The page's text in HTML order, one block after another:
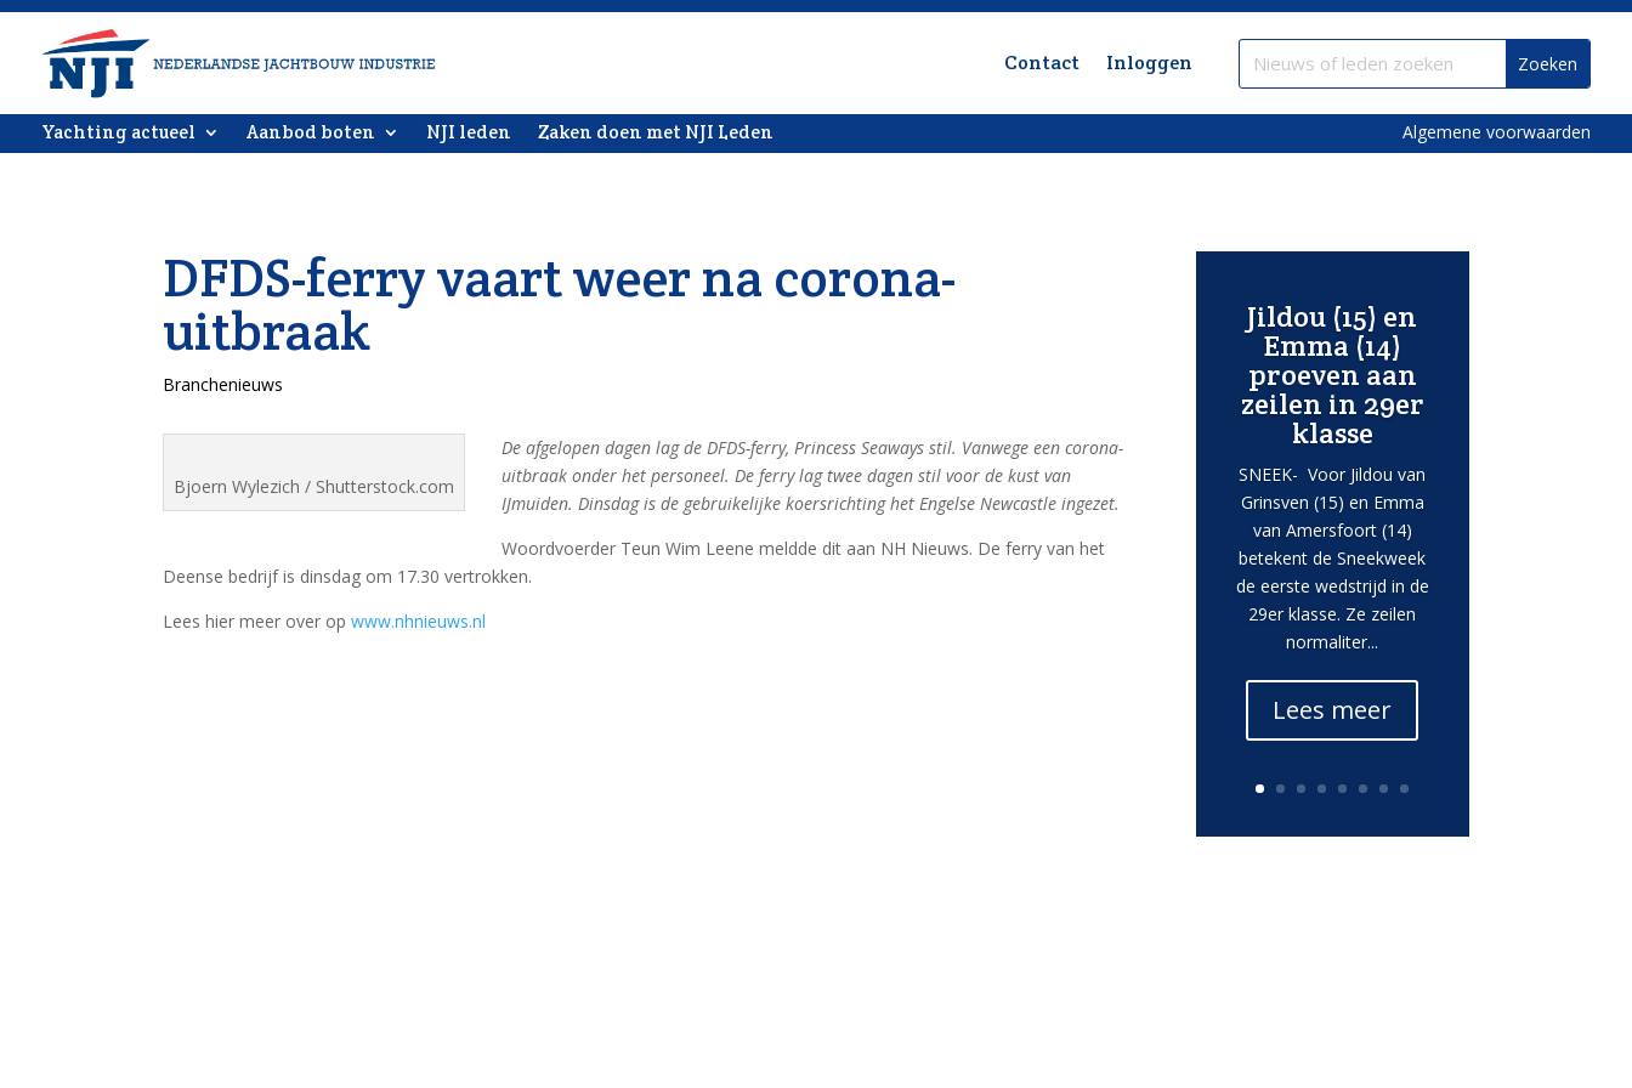
Contact Inloggen
Yachting actueel Aanbod boten NJI leden Zaken doen met NJI Leden Algemene voorwaarden
DFDS-ferry vaart weer na corona-
uitbraak
Branchenieuws
Bjoern Wylezich / Shutterstock.com
De afgelopen dagen lag de DFDS-ferry, Princess Seaways stil. Vanwege een corona-
uitbraak onder het personeel. De ferry lag twee dagen stil voor de kust van
IJmuiden. Dinsdag is de gebruikelijke koersrichting het Engelse Newcastle ingezet.
Woordvoerder Teun Wim Leene meldde dit aan NH Nieuws. De ferry van het
Deense bedrijf is dinsdag om 17.30 vertrokken.
Lees hier meer over opwww.nhnieuws.nl
Jildou (15) en
Emma (14)
proeven aan
zeilen in 29er
klasse
SNEEK- Voor Jildou van
Grinsven (15) en Emma
van Amersfoort (14)
betekent de Sneekweek
de eerste wedstrijd in de
29er klasse. Ze zeilen
normaliter...
Lees meer